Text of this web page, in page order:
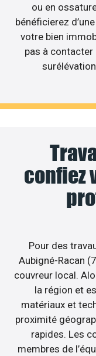
ou en
bénéficierez
votre bien
pas à
confiez
Pour des
Aubigné-Racan
couvreur local.
la région et
matériaux et
proximité
rapides. Les
membres de